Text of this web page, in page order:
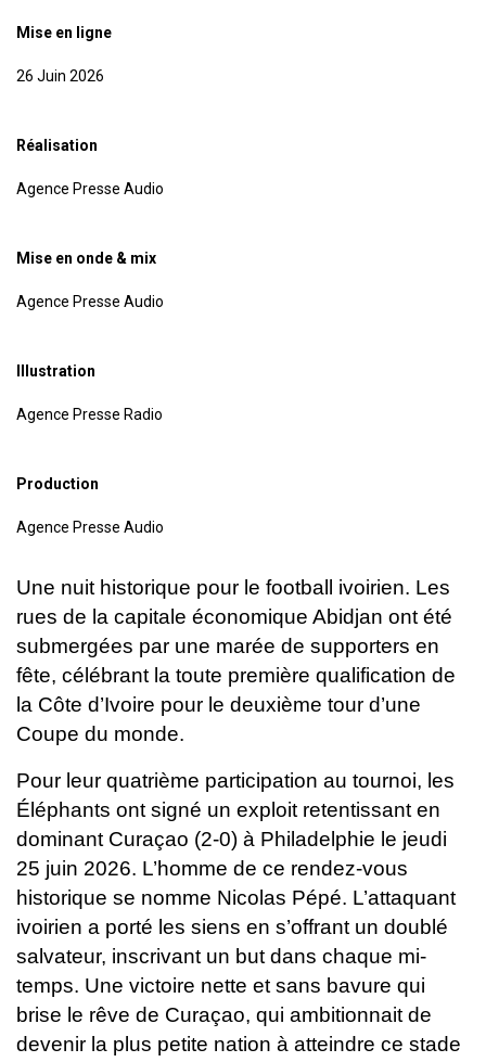
Mise en ligne
26 Juin 2026
Réalisation
Agence Presse Audio
Mise en onde & mix
Agence Presse Audio
Illustration
Agence Presse Radio
Production
Agence Presse Audio
Une nuit historique pour le football ivoirien. Les
rues de la capitale économique Abidjan ont été
submergées par une marée de supporters en
fête, célébrant la toute première qualification de
la Côte d’Ivoire pour le deuxième tour d’une
Coupe du monde.
Pour leur quatrième participation au tournoi, les
Éléphants ont signé un exploit retentissant en
dominant Curaçao (2-0) à Philadelphie le jeudi
25 juin 2026. L’homme de ce rendez-vous
historique se nomme Nicolas Pépé. L’attaquant
ivoirien a porté les siens en s’offrant un doublé
salvateur, inscrivant un but dans chaque mi-
temps. Une victoire nette et sans bavure qui
brise le rêve de Curaçao, qui ambitionnait de
devenir la plus petite nation à atteindre ce stade